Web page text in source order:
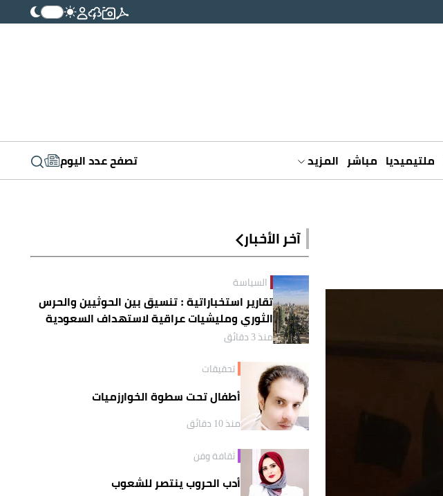
ملتيميديا مباشر المزيد تصفح عدد اليوم
آخر الأخبار
السياسة
تقارير استخباراتية : تنسيق بين الحوثيين والحرس
الثوري ومليشيات عراقية لاستهداف السعودية
منذ 3 دقائق
تحقيقات
أطفال تحت سطوة الخوارزميات
منذ 10 دقائق
ثقافة وفن
أدب الحروب ينتصر للشعوب